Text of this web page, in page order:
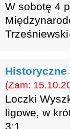
W sobotę 4
(Zam:
Loczki
ligowe, w
3:1.